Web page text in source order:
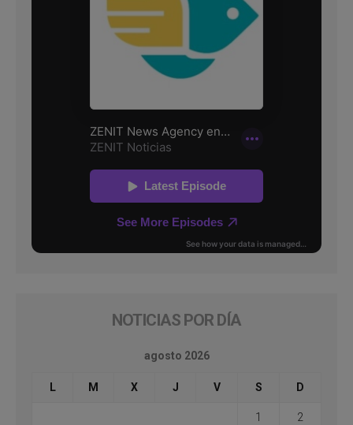
NOTICIAS POR DÍA
agosto 2026
L M X J V S D
1 2